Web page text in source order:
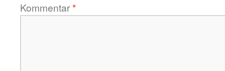
Kommentar*